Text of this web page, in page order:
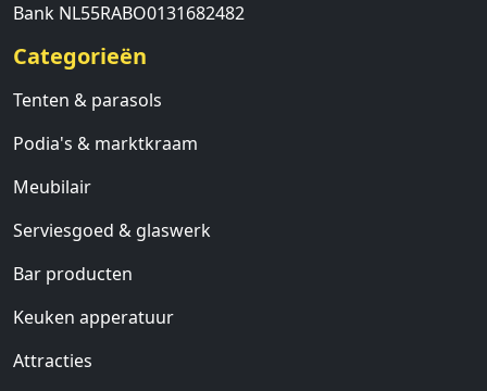
Bank NL55RABO0131682482
Categorieën
Tenten & parasols
Podia's & marktkraam
Meubilair
Serviesgoed & glaswerk
Bar producten
Keuken apperatuur
Attracties